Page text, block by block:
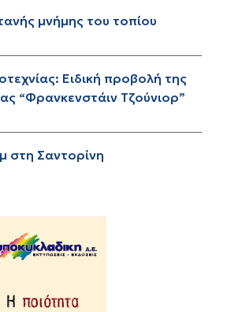
μνήμης του τοπίου
Ειδική προβολή της
“Φρανκενστάιν Τζούνιορ”
στη Σαντορίνη